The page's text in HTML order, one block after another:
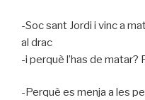
-Soc sant Jordi i vinc a
al drac
-i perquè l’has de matar?
-Perquè es menja a les